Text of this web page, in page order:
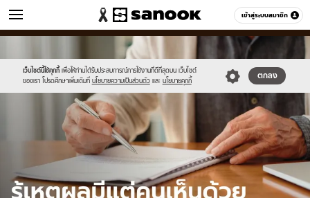
เข้าสู่ระบบสมาชิก
ข่าว หมวดอื่นๆ
เว็บไซต์นี้ใช้คุกกี้ เพื่อให้ท่านได้รับประสบการณ์การใช้งานที่ดีที่สุดบน เว็บไซต์
ของเรา โปรดศึกษาเพิ่มเติมที่ นโยบายความเป็นส่วนตัว และ นโยบายคุกกี้
ตกลง
//s.isanook.com/sr/0/images/logo-
new-
sanook.png
//s.isanook.com/ns/0/ud/1905/9527250/